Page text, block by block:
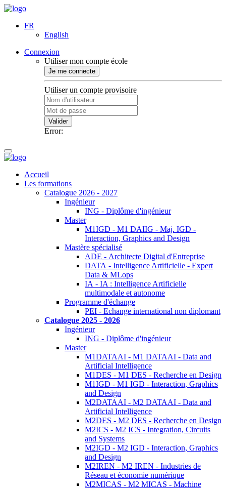
FR
English
Connexion
Utiliser mon compte école
Je me connecte
Utiliser un compte provisoire
Valider
Error:
Accueil
Les formations
Catalogue 2026 - 2027
Ingénieur
ING - Diplôme d'ingénieur
Master
M1IGD - M1 DAIIG - Maj. IGD -
Interaction, Graphics and Design
Mastère spécialisé
ADE - Architecte Digital d'Entreprise
DATA - Intelligence Artificielle - Expert
Data & MLops
IA - IA : Intelligence Artificielle
multimodale et autonome
Programme d'échange
PEI - Echange international non diplomant
Catalogue 2025 - 2026
Ingénieur
ING - Diplôme d'ingénieur
Master
M1DATAAI - M1 DATAAI - Data and
Artificial Intelligence
M1DES - M1 DES - Recherche en Design
M1IGD - M1 IGD - Interaction, Graphics
and Design
M2DATAAI - M2 DATAAI - Data and
Artificial Intelligence
M2DES - M2 DES - Recherche en Design
M2ICS - M2 ICS - Integration, Circuits
and Systems
M2IGD - M2 IGD - Interaction, Graphics
and Design
M2IREN - M2 IREN - Industries de
Réseau et économie numérique
M2MICAS - M2 MICAS - Machine